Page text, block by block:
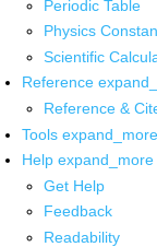
Periodic Table
Physics
Scientific
Reference
Reference &
Tools expand_more
Help expand_more
Get Help
Feedback
Readability